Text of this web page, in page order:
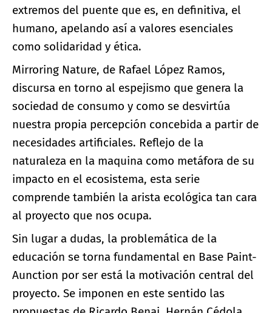
extremos del puente que es, en definitiva, el
humano, apelando así a valores esenciales
como solidaridad y ética.
Mirroring Nature, de Rafael López Ramos,
discursa en torno al espejismo que genera la
sociedad de consumo y como se desvirtúa
nuestra propia percepción concebida a partir de
necesidades artificiales. Reflejo de la
naturaleza en la maquina como metáfora de su
impacto en el ecosistema, esta serie
comprende también la arista ecológica tan cara
al proyecto que nos ocupa.
Sin lugar a dudas, la problemática de la
educación se torna fundamental en Base Paint-
Aunction por ser está la motivación central del
proyecto. Se imponen en este sentido las